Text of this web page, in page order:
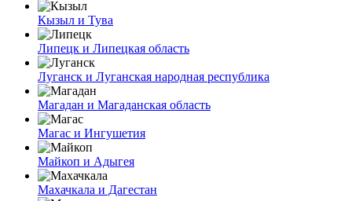
Кызыл и Тува
Липецк и Липецкая область
Луганск и Луганская народная республика
Магадан и Магаданская область
Магас и Ингушетия
Майкоп и Адыгея
Махачкала и Дагестан